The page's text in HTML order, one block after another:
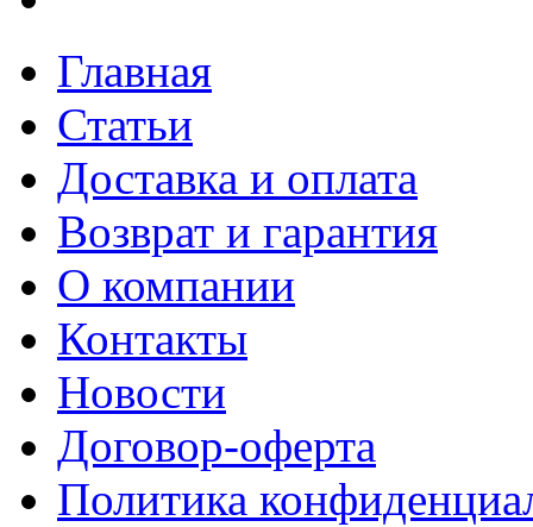
Главная
Статьи
Доставка и оплата
Возврат и гарантия
О компании
Контакты
Новости
Договор-оферта
Политика